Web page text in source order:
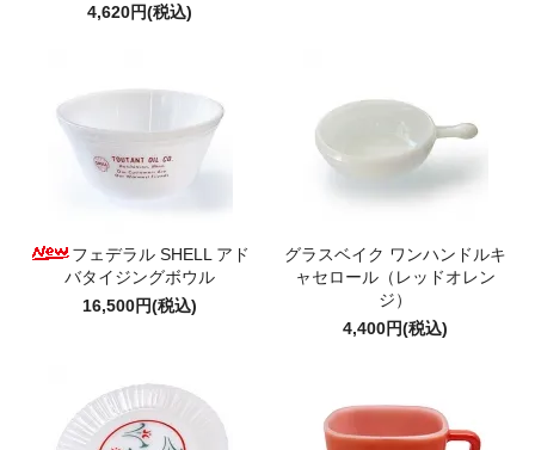
4,620円(税込)
フェデラル SHELL アド
バタイジングボウル
16,500円(税込)
グラスベイク ワンハンドルキ
ャセロール（レッドオレン
ジ）
4,400円(税込)